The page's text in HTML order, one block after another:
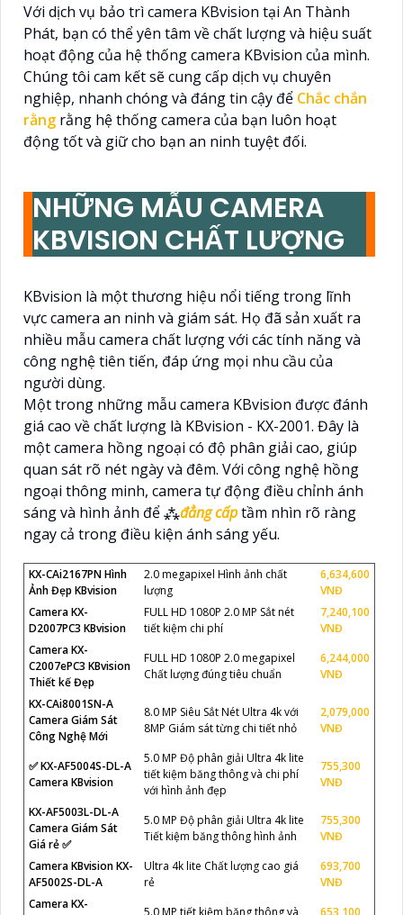
Với dịch vụ bảo trì camera KBvision tại An Thành
Phát, bạn có thể yên tâm về chất lượng và hiệu suất
hoạt động của hệ thống camera KBvision của mình.
Chúng tôi cam kết sẽ cung cấp dịch vụ chuyên
nghiệp, nhanh chóng và đáng tin cậy để Chắc chắn
rằng rằng hệ thống camera của bạn luôn hoạt
động tốt và giữ cho bạn an ninh tuyệt đối.
NHỮNG MẪU CAMERA
KBVISION CHẤT LƯỢNG
KBvision là một thương hiệu nổi tiếng trong lĩnh
vực camera an ninh và giám sát. Họ đã sản xuất ra
nhiều mẫu camera chất lượng với các tính năng và
công nghệ tiên tiến, đáp ứng mọi nhu cầu của
người dùng.
Một trong những mẫu camera KBvision được đánh
giá cao về chất lượng là KBvision - KX-2001. Đây là
một camera hồng ngoại có độ phân giải cao, giúp
quan sát rõ nét ngày và đêm. Với công nghệ hồng
ngoại thông minh, camera tự động điều chỉnh ánh
sáng và hình ảnh để ⁂đẳng cấptầm nhìn rõ ràng
ngay cả trong điều kiện ánh sáng yếu.
KX-CAi2167PN Hình
Ảnh Đẹp KBvision
2.0 megapixel Hình ảnh chất
lượng
6,634,600
VNĐ
Camera KX-
D2007PC3 KBvision
FULL HD 1080P 2.0 MP Sắt nét
tiết kiệm chi phí
7,240,100
VNĐ
Camera KX-
C2007ePC3 KBvision
Thiết kế Đẹp
FULL HD 1080P 2.0 megapixel
Chất lượng đúng tiêu chuẩn
6,244,000
VNĐ
KX-CAi8001SN-A
Camera Giám Sát
Công Nghệ Mới
8.0 MP Siêu Sắt Nét Ultra 4k với
8MP Giám sát từng chi tiết nhỏ
2,079,000
VNĐ
✅ KX-AF5004S-DL-A
Camera KBvision
5.0 MP Độ phân giải Ultra 4k lite
tiết kiệm băng thông và chi phí
với hình ảnh đẹp
755,300
VNĐ
KX-AF5003L-DL-A
Camera Giám Sát
Giá rẻ ✅
5.0 MP Độ phân giải Ultra 4k lite
Tiết kiệm băng thông hình ảnh
755,300
VNĐ
Camera KBvision KX-
AF5002S-DL-A
Ultra 4k lite Chất lượng cao giá
rẻ
693,700
VNĐ
Camera KX-
5.0 MP tiết kiệm băng thông và 653,100